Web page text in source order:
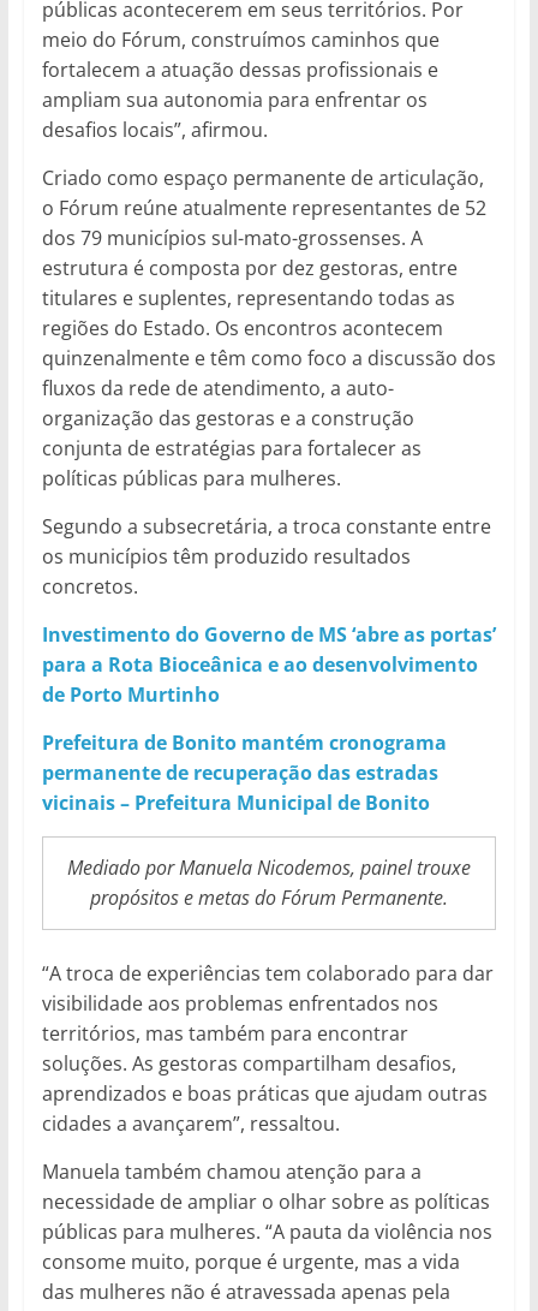
públicas acontecerem em seus territórios. Por
meio do Fórum, construímos caminhos que
fortalecem a atuação dessas profissionais e
ampliam sua autonomia para enfrentar os
desafios locais”, afirmou.
Criado como espaço permanente de articulação,
o Fórum reúne atualmente representantes de 52
dos 79 municípios sul-mato-grossenses. A
estrutura é composta por dez gestoras, entre
titulares e suplentes, representando todas as
regiões do Estado. Os encontros acontecem
quinzenalmente e têm como foco a discussão dos
fluxos da rede de atendimento, a auto-
organização das gestoras e a construção
conjunta de estratégias para fortalecer as
políticas públicas para mulheres.
Segundo a subsecretária, a troca constante entre
os municípios têm produzido resultados
concretos.
Investimento do Governo de MS ‘abre as portas’
para a Rota Bioceânica e ao desenvolvimento
de Porto Murtinho
Prefeitura de Bonito mantém cronograma
permanente de recuperação das estradas
vicinais – Prefeitura Municipal de Bonito
Mediado por Manuela Nicodemos, painel trouxe
propósitos e metas do Fórum Permanente.
“A troca de experiências tem colaborado para dar
visibilidade aos problemas enfrentados nos
territórios, mas também para encontrar
soluções. As gestoras compartilham desafios,
aprendizados e boas práticas que ajudam outras
cidades a avançarem”, ressaltou.
Manuela também chamou atenção para a
necessidade de ampliar o olhar sobre as políticas
públicas para mulheres. “A pauta da violência nos
consome muito, porque é urgente, mas a vida
das mulheres não é atravessada apenas pela